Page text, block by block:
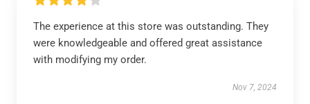
The experience at this store was outstanding. They
were knowledgeable and offered great assistance
with modifying my order.
Nov 7, 2024